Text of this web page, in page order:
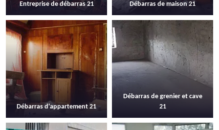
Entreprise de débarras 21 Débarras de maison 21
Débarras d'appartement 21
Débarras de grenier et cave
21